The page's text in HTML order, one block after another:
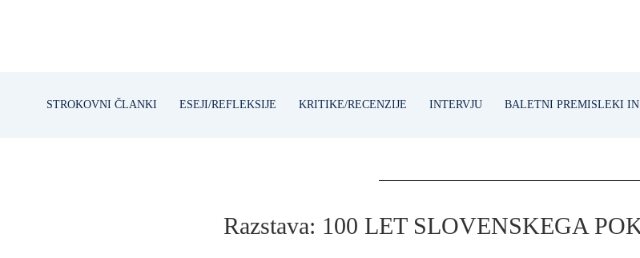
STROKOVNI ČLANKI ESEJI/REFLEKSIJE KRITIKE/RECENZIJE INTERVJU BALETNI PREMISLEKI
Razstava: 100 LET SLOVENSKEGA